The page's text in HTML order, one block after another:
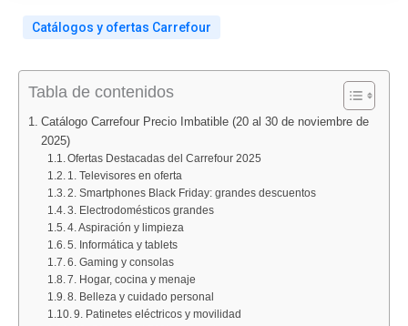
Catálogos y ofertas Carrefour
Tabla de contenidos
Catálogo Carrefour Precio Imbatible (20 al 30 de noviembre de
2025)
Ofertas Destacadas del Carrefour 2025
1. Televisores en oferta
2. Smartphones Black Friday: grandes descuentos
3. Electrodomésticos grandes
4. Aspiración y limpieza
5. Informática y tablets
6. Gaming y consolas
7. Hogar, cocina y menaje
8. Belleza y cuidado personal
9. Patinetes eléctricos y movilidad
:
Tiempo
hoy:
¿llueve,
hará
sol
o
cambiará
tiempo?
:
Catálogo
ALDI
del
17
al
de
agosto
de
2026:
ofertas
:
oferta
:
prepara
:
prepara
oferta